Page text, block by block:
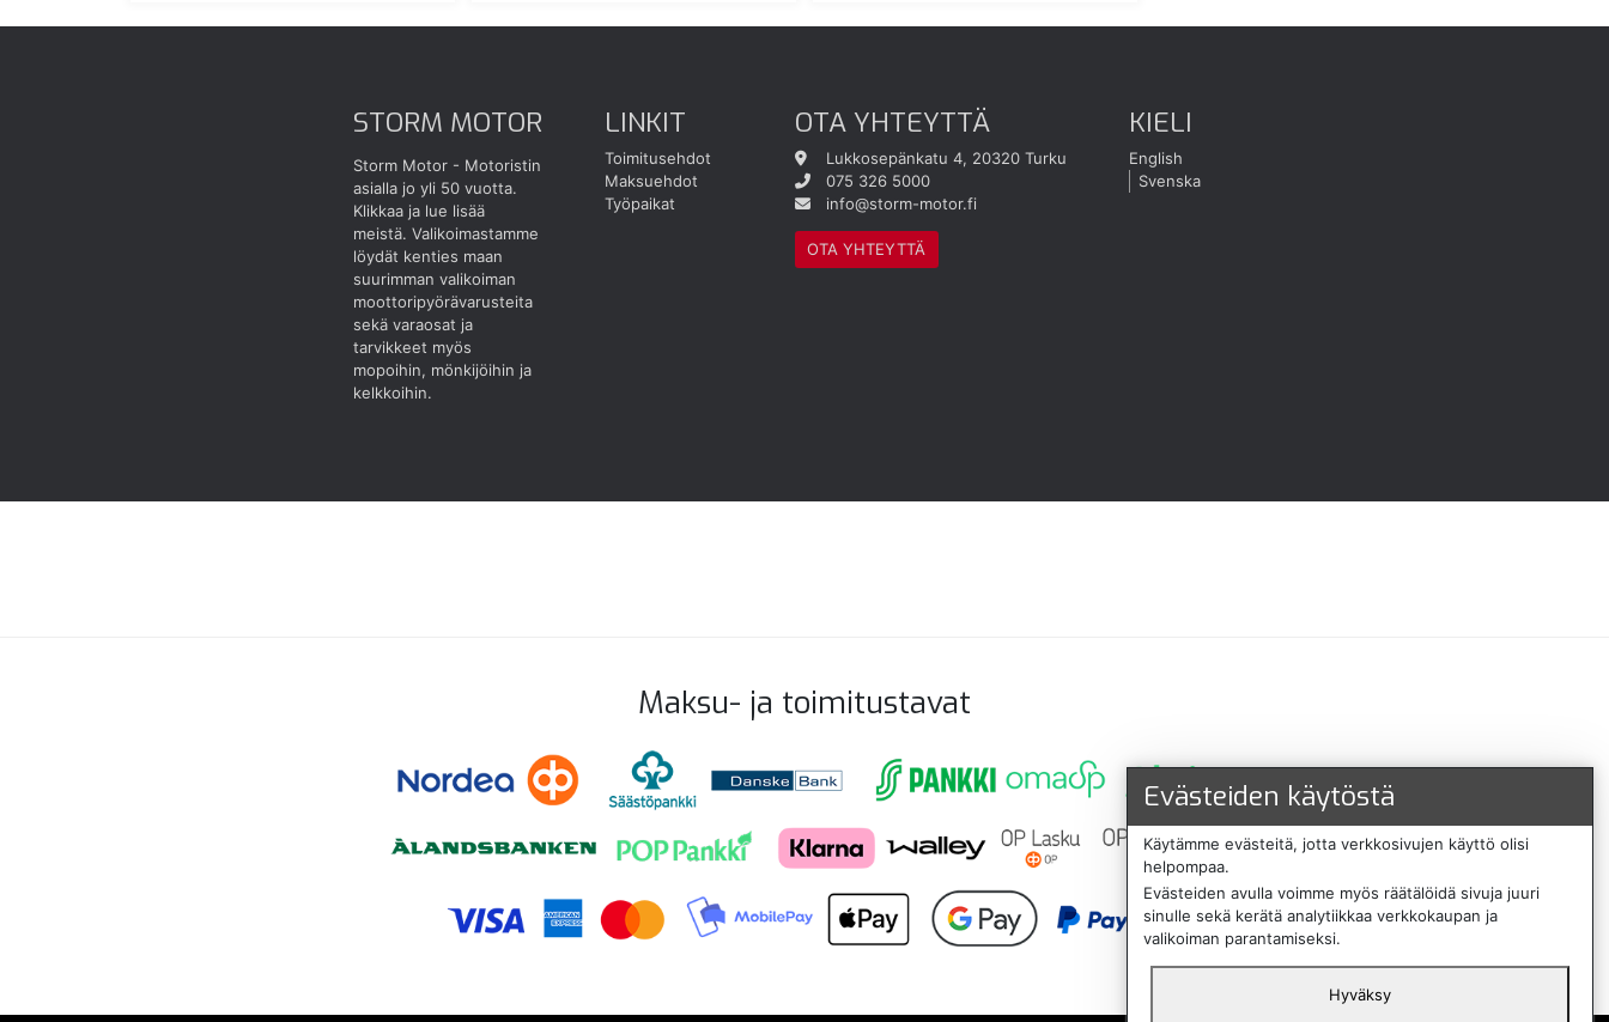
STORM MOTOR
Storm Motor - Motoristin
asialla jo yli 50 vuotta.
Klikkaa ja lue lisää
meistä. Valikoimastamme
löydät kenties maan
suurimman valikoiman
moottoripyörävarusteita
sekä varaosat ja
tarvikkeet myös
mopoihin, mönkijöihin ja
kelkkoihin.
LINKIT
Toimitusehdot
Maksuehdot
Työpaikat
OTA YHTEYTTÄ
Lukkosepänkatu 4, 20320 Turku
075 326 5000
info@storm-motor.fi
OTA YHTEYTTÄ
KIELI
English
Svenska
Maksu- ja toimitustavat
Evästeiden käytöstä
Käytämme evästeitä, jotta verkkosivujen käyttö olisi
helpompaa.
Evästeiden avulla voimme myös räätälöidä sivuja juuri
sinulle sekä kerätä analytiikkaa verkkokaupan ja
valikoiman parantamiseksi.
Hyväksy